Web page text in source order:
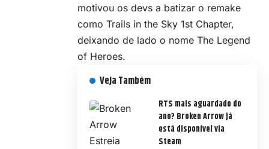
motivou os devs a batizar o remake
como Trails in the Sky 1st Chapter,
deixando de lado o nome The Legend
of Heroes.
Veja Também
RTS mais aguardado do
ano? Broken Arrow já
está disponível via
Steam